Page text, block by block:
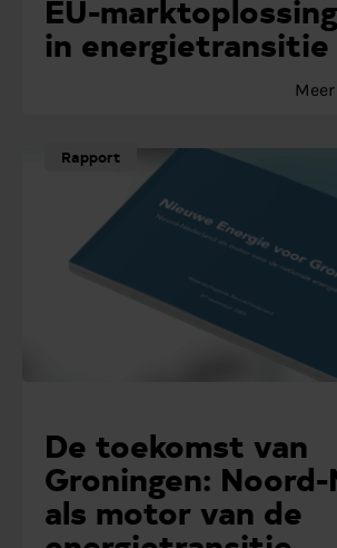
in energietransitie
Rapport
De toekomst van
Groningen: Noord-
als motor van de